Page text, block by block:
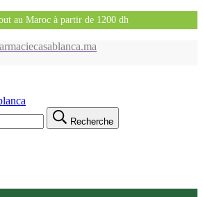
au Maroc à partir de 1200 dh
Recherche